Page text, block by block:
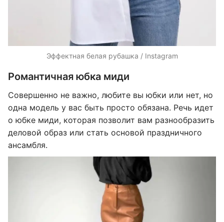
Эффектная белая рубашка / Instagram
Романтичная юбка миди
Совершенно не важно, любите вы юбки или нет, но
одна модель у вас быть просто обязана. Речь идет
о юбке миди, которая позволит вам разнообразить
деловой образ или стать основой праздничного
ансамбля.